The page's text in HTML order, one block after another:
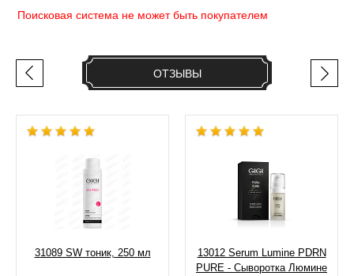
Поисковая система не может быть покупателем
ОТЗЫВЫ
31089 SW тоник, 250 мл
13012 Serum Lumine PDRN
PURE - Сыворотка Люмине